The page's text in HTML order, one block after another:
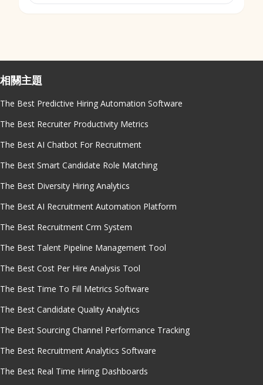
相關主題
The Best Predictive Hiring Automation Software
The Best Recruiter Productivity Metrics
The Best AI Chatbot For Recruitment
The Best Smart Candidate Role Matching
The Best Diversity Hiring Analytics
The Best AI Recruitment Automation Platform
The Best Recruitment Crm System
The Best Talent Pipeline Management Tool
The Best Cost Per Hire Analysis Tool
The Best Time To Fill Metrics Software
The Best Candidate Quality Analytics
The Best Sourcing Channel Performance Tracking
The Best Recruitment Analytics Software
The Best Real Time Hiring Dashboards